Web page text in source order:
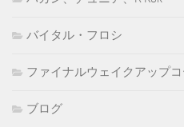
バイタル・フロシ
ファイナルウェイクアップ
ブログ